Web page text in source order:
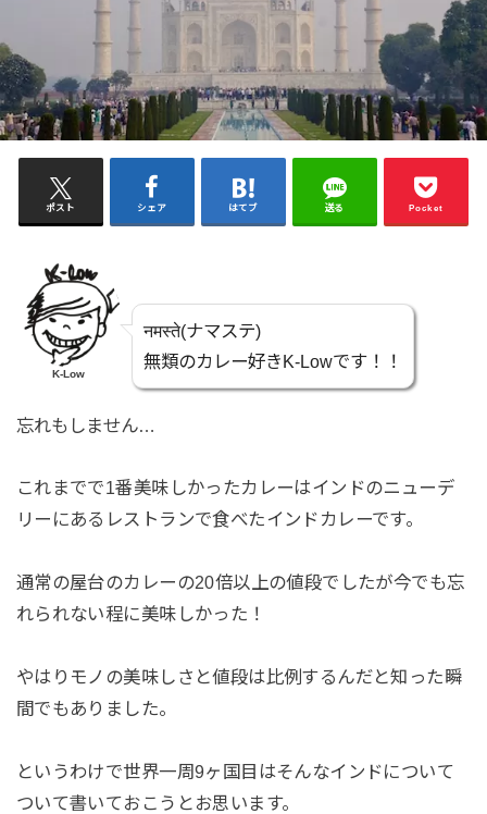
ポスト シェア はてブ 送る Pocket
K-Low
नमस्ते(ナマステ)
無類のカレー好きK-Lowです！！
忘れもしません…
これまでで1番美味しかったカレーはインドのニューデ
リーにあるレストランで食べたインドカレーです。
通常の屋台のカレーの20倍以上の値段でしたが今でも忘
れられない程に美味しかった！
やはりモノの美味しさと値段は比例するんだと知った瞬
間でもありました。
というわけで世界一周9ヶ国目はそんなインドについて
ついて書いておこうとお思います。